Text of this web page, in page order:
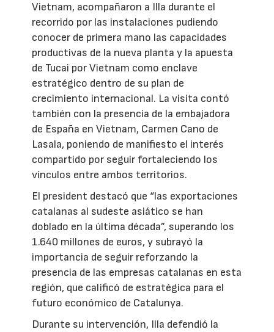
Vietnam, acompañaron a Illa durante el
recorrido por las instalaciones pudiendo
conocer de primera mano las capacidades
productivas de la nueva planta y la apuesta
de Tucai por Vietnam como enclave
estratégico dentro de su plan de
crecimiento internacional. La visita contó
también con la presencia de la embajadora
de España en Vietnam, Carmen Cano de
Lasala, poniendo de manifiesto el interés
compartido por seguir fortaleciendo los
vínculos entre ambos territorios.
El president destacó que “las exportaciones
catalanas al sudeste asiático se han
doblado en la última década”, superando los
1.640 millones de euros, y subrayó la
importancia de seguir reforzando la
presencia de las empresas catalanas en esta
región, que calificó de estratégica para el
futuro económico de Catalunya.
Durante su intervención, Illa defendió la